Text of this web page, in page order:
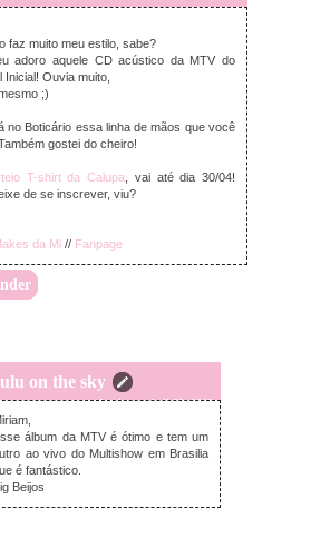
faz muito meu estilo, sabe?
adoro aquele CD acústico da MTV do
Inicial! Ouvia muito,
;)
no Boticário essa linha de mãos que você
gostei do cheiro!
T-shirt da Calupa , vai até dia 30/04!
de se inscrever, viu?
da Mi // Fanpage
on the sky
domingo, abril 28, 2013
álbum da MTV é ótimo e tem um
ao vivo do Multishow em Brasilia
é fantástico.
Beijos